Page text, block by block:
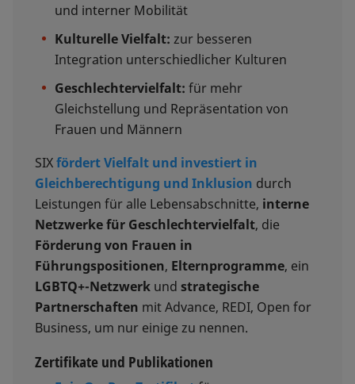
und interner Mobilität
Kulturelle Vielfalt: zur besseren
Integration unterschiedlicher Kulturen
Geschlechtervielfalt: für mehr
Gleichstellung und Repräsentation von
Frauen und Männern
SIXfördert Vielfalt und investiert in
Gleichberechtigung und Inklusion durch
Leistungen für alle Lebensabschnitte, interne
Netzwerke für Geschlechtervielfalt, die
Förderung von Frauen in
Führungspositionen, Elternprogramme, ein
LGBTQ+-Netzwerk und strategische
Partnerschaften mit Advance, REDI, Open for
Business, um nur einige zu nennen.
Zertifikate und Publikationen